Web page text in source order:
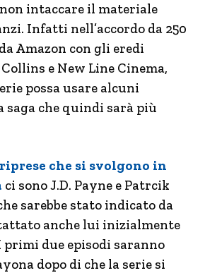
intaccare il materiale
Infatti nell’accordo da 250
Amazon con gli eredi
e New Line Cinema,
possa usare alcuni
saga che quindi sarà più
che si svolgono in
ci sono J.D. Payne e Patrcik
sarebbe stato indicato da
anche lui inizialmente
due episodi saranno
dopo di che la serie si